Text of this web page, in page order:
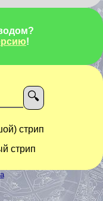
!
стрип
стрип